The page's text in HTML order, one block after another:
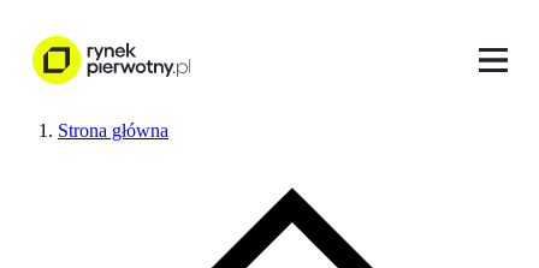
Strona główna